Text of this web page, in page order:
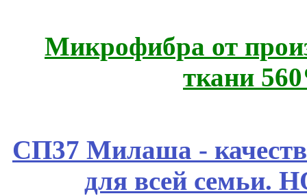
Микрофибра от
ткани
СП37 Милаша -
для всей семьи.